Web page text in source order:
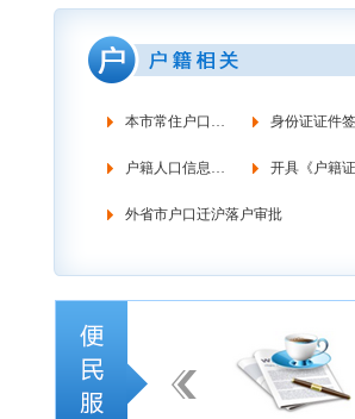
本市常住户口管理 身份证证件
户籍人口信息调查 开具《户籍证
外省市户口迁沪落户审批